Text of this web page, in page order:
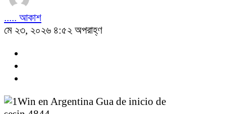
..... আকাশ
মে ২৩, ২০২৬ ৪:৫২ অপরাহ্ণ